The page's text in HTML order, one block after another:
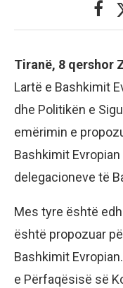
Tiranë, 8 qershor
Lartë e Bashkimit
dhe Politikën e
emërimin e
Bashkimit
delegacioneve të
Mes tyre është
është propozuar
Bashkimit
e Përfaqësisë së